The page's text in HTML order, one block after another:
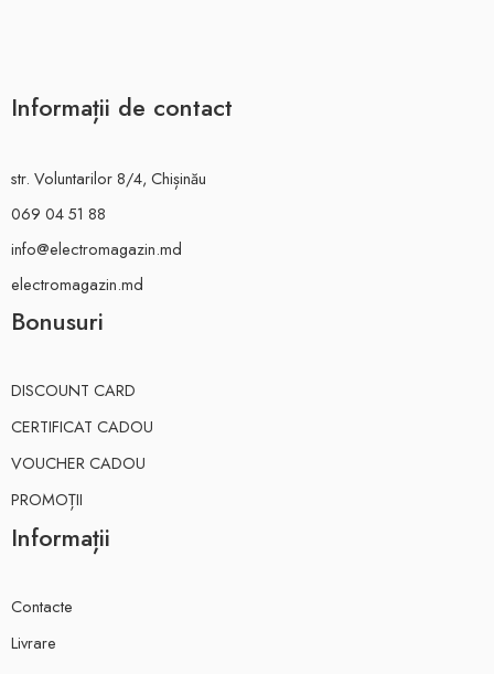
Informații de contact
str. Voluntarilor 8/4, Chișinău
069 04 51 88
info@electromagazin.md
electromagazin.md
Bonusuri
DISCOUNT CARD
CERTIFICAT CADOU
VOUCHER CADOU
PROMOȚII
Informații
Contacte
Livrare